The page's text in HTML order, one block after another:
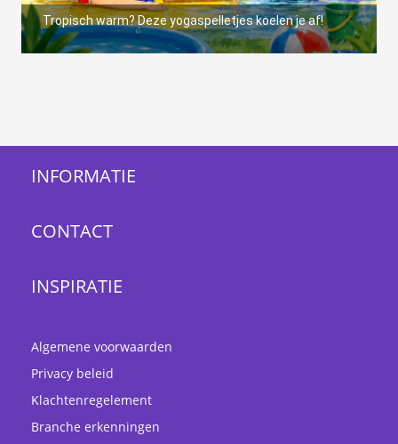
Tropisch warm? Deze yogaspelletjes koelen je af!
INFORMATIE
CONTACT
INSPIRATIE
Algemene voorwaarden
Privacy beleid
Klachtenregelement
Branche erkenningen